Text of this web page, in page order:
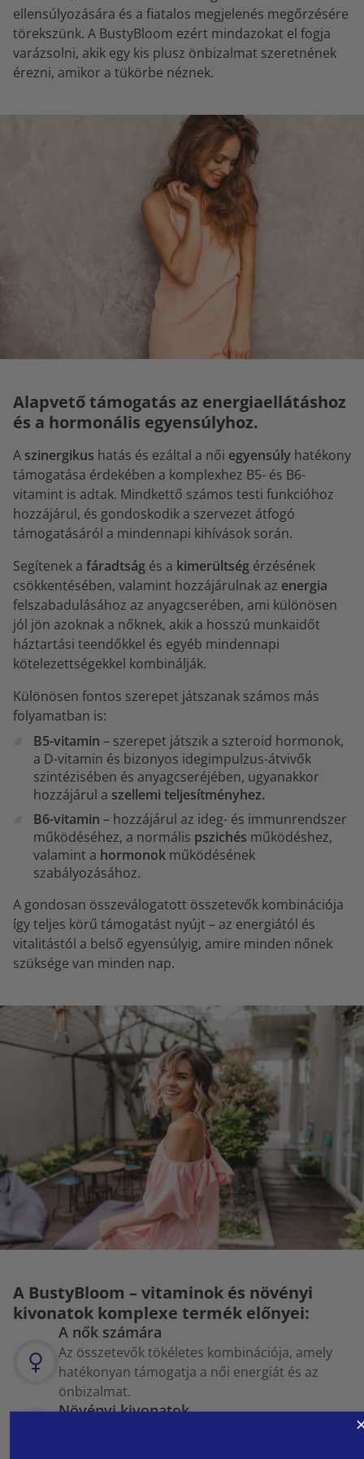
ellensúlyozására és a fiatalos megjelenés megőrzésére
törekszünk. A BustyBloom ezért mindazokat el fogja
varázsolni, akik egy kis plusz önbizalmat szeretnének
érezni, amikor a tükörbe néznek.
Alapvető támogatás az energiaellátáshoz
és a hormonális egyensúlyhoz.
A szinergikus hatás és ezáltal a női egyensúly hatékony
támogatása érdekében a komplexhez B5- és B6-
vitamint is adtak. Mindkettő számos testi funkcióhoz
hozzájárul, és gondoskodik a szervezet átfogó
támogatásáról a mindennapi kihívások során.
Segítenek a fáradtság és a kimerültség érzésének
csökkentésében, valamint hozzájárulnak az energia
felszabadulásához az anyagcserében, ami különösen
jól jön azoknak a nőknek, akik a hosszú munkaidőt
háztartási teendőkkel és egyéb mindennapi
kötelezettségekkel kombinálják.
Különösen fontos szerepet játszanak számos más
folyamatban is:
B5-vitamin – szerepet játszik a szteroid hormonok,
a D-vitamin és bizonyos idegimpulzus-átvivők
szintézisében és anyagcseréjében, ugyanakkor
hozzájárul a szellemi teljesítményhez.
B6-vitamin – hozzájárul az ideg- és immunrendszer
működéséhez, a normális pszichés működéshez,
valamint a hormonok működésének
szabályozásához.
A gondosan összeválogatott összetevők kombinációja
így teljes körű támogatást nyújt – az energiától és
vitalitástól a belső egyensúlyig, amire minden nőnek
szüksége van minden nap.
A BustyBloom – vitaminok és növényi
kivonatok komplexe termék előnyei:
A nők számára
Az összetevők tökéletes kombinációja, amely
hatékonyan támogatja a női energiát és az
önbizalmat.
Növényi kivonatok